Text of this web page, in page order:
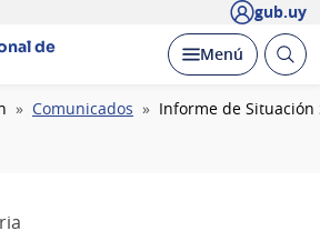
gub.uy
de
Desplegar
Menú Abrir
Comunicados Informe de Situación